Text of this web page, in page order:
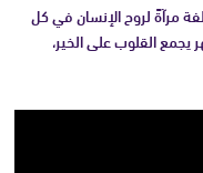
مرآةً لروح الإنسان في كل
القلوب على الخير،